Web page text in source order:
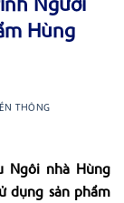
Hùng
THÔNG
Ngôi nhà Hùng
dụng sản phẩm